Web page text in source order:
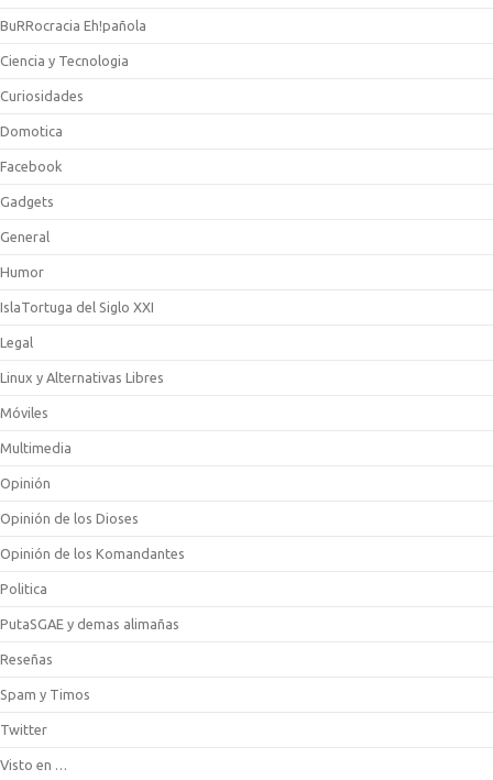
BuRRocracia Eh!pañola
Ciencia y Tecnologia
Curiosidades
Domotica
Facebook
Gadgets
General
Humor
IslaTortuga del Siglo XXI
Legal
Linux y Alternativas Libres
Móviles
Multimedia
Opinión
Opinión de los Dioses
Opinión de los Komandantes
Politica
PutaSGAE y demas alimañas
Reseñas
Spam y Timos
Twitter
Visto en …